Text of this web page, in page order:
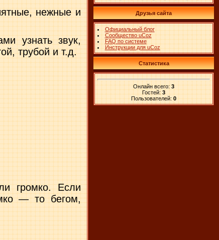
нежные и
узнать звук,
трубой и т.д.
громко. Если
— то бегом,
Друзья сайта
Официальный блог
Сообщество uCoz
FAQ по системе
Инструкции для uCoz
Статистика
Онлайн всего: 3
Гостей: 3
Пользователей: 0